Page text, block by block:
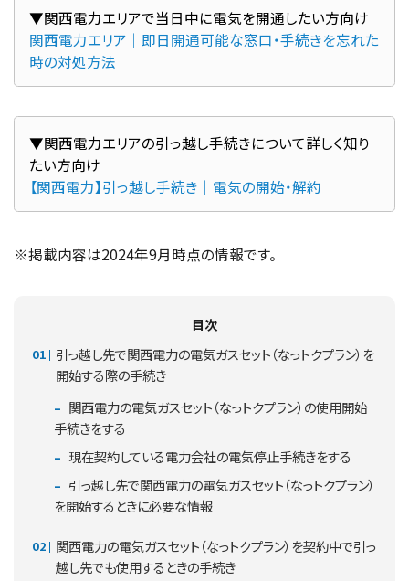
関西電力エリア｜即日開通可能な窓口・手続きを忘れた
時の対処方法
▼関西電力エリアの引っ越し手続きについて詳しく知り
【関西電力】引っ越し手続き｜電気の開始・解約
※掲載内容は2024年9月時点の情報です。
目次
引っ越し先で関西電力の電気ガスセット（なっトクプラン）を
開始する際の手続き
関西電力の電気ガスセット（なっトクプラン）の使用開始
手続きをする
現在契約している電力会社の電気停止手続きをする
引っ越し先で関西電力の電気ガスセット（なっトクプラン）
を開始するときに必要な情報
関西電力の電気ガスセット（なっトクプラン）を契約中で引っ
越し先でも使用するときの手続き